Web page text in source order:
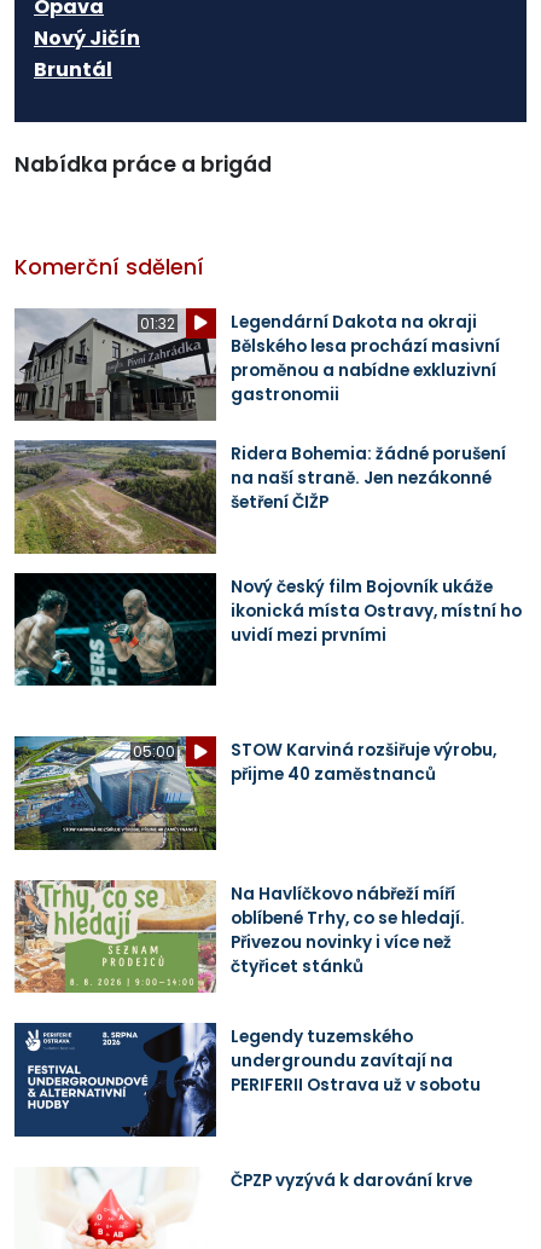
Opava
Nový Jičín
Bruntál
Nabídka práce a brigád
Komerční sdělení
01:32
Legendární Dakota na okraji
Bělského lesa prochází masivní
proměnou a nabídne exkluzivní
gastronomii
Ridera Bohemia: žádné porušení
na naší straně. Jen nezákonné
šetření ČIŽP
Nový český film Bojovník ukáže
ikonická místa Ostravy, místní ho
uvidí mezi prvními
05:00
STOW Karviná rozšiřuje výrobu,
přijme 40 zaměstnanců
Na Havlíčkovo nábřeží míří
oblíbené Trhy, co se hledají.
Přivezou novinky i více než
čtyřicet stánků
Legendy tuzemského
undergroundu zavítají na
PERIFERII Ostrava už v sobotu
ČPZP vyzývá k darování krve